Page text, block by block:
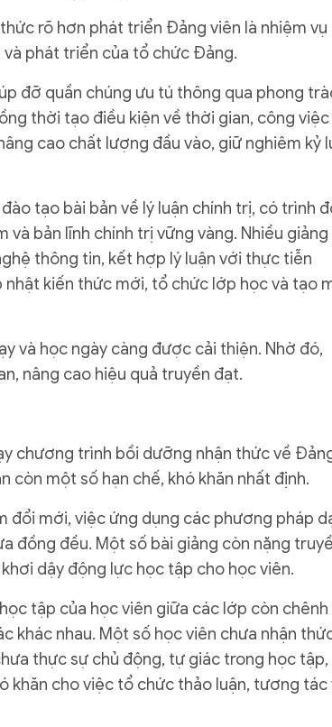
rõ hơn phát triển Đảng viên là nhiệm vụ
phát triển của tổ chức Đảng.
đỡ quần chúng ưu tú thông qua phong
thời tạo điều kiện về thời gian, công
cao chất lượng đầu vào, giữ nghiêm kỷ
tạo bài bản về lý luận chính trị, có trình
bản lĩnh chính trị vững vàng. Nhiều giảng
thông tin, kết hợp lý luận với thực tiễn
kiến thức mới, tổ chức lớp học và tạo
và học ngày càng được cải thiện. Nhờ đó,
nâng cao hiệu quả truyền đạt.
chương trình bồi dưỡng nhận thức về
còn một số hạn chế, khó khăn nhất định.
đổi mới, việc ứng dụng các phương pháp
đồng đều. Một số bài giảng còn nặng
dậy động lực học tập cho học viên.
tập của học viên giữa các lớp còn chênh
khác nhau. Một số học viên chưa nhận
thực sự chủ động, tự giác trong học tập,
khăn cho việc tổ chức thảo luận, tương tác